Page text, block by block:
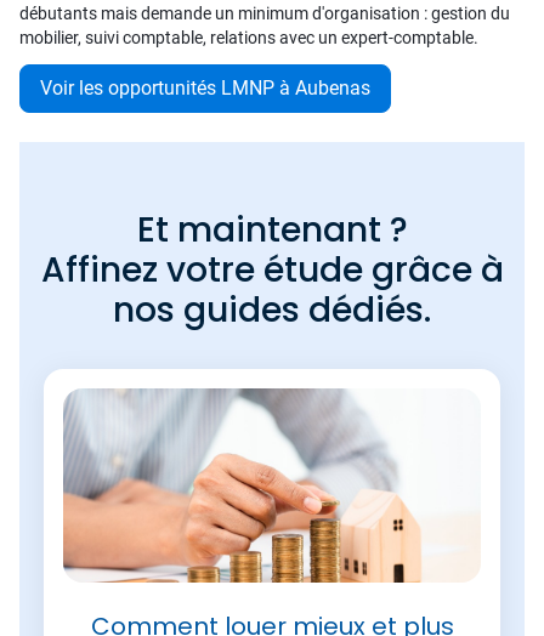
débutants mais demande un minimum d'organisation : gestion du
mobilier, suivi comptable, relations avec un expert-comptable.
Voir les opportunités LMNP à Aubenas
Et maintenant ?
Affinez votre étude grâce à
nos guides dédiés.
Comment louer mieux et plus